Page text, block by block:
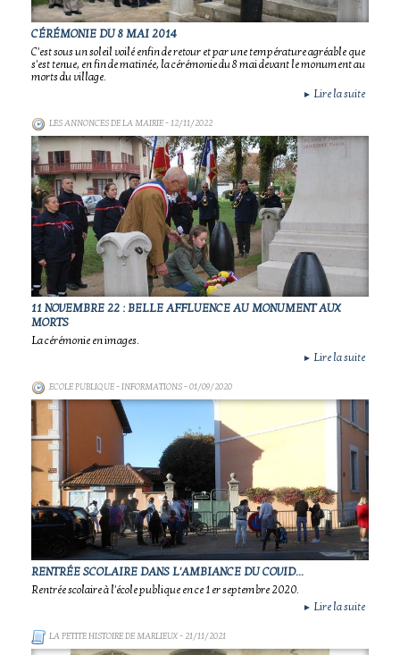
CÉRÉMONIE DU 8 MAI 2014
C'est sous un soleil voilé enfin de retour et par une température agréable que
s'est tenue, en fin de matinée, la cérémonie du 8 mai devant le monument au
morts du village.
► Lire la suite
LES ANNONCES DE LA MAIRIE- 12/11/2022
11 NOVEMBRE 22 : BELLE AFFLUENCE AU MONUMENT AUX
MORTS
La cérémonie en images.
► Lire la suite
ECOLE PUBLIQUE - INFORMATIONS- 01/09/2020
RENTRÉE SCOLAIRE DANS L'AMBIANCE DU COVID...
Rentrée scolaire à l'école publique en ce 1 er septembre 2020.
► Lire la suite
LA PETITE HISTOIRE DE MARLIEUX- 21/11/2021